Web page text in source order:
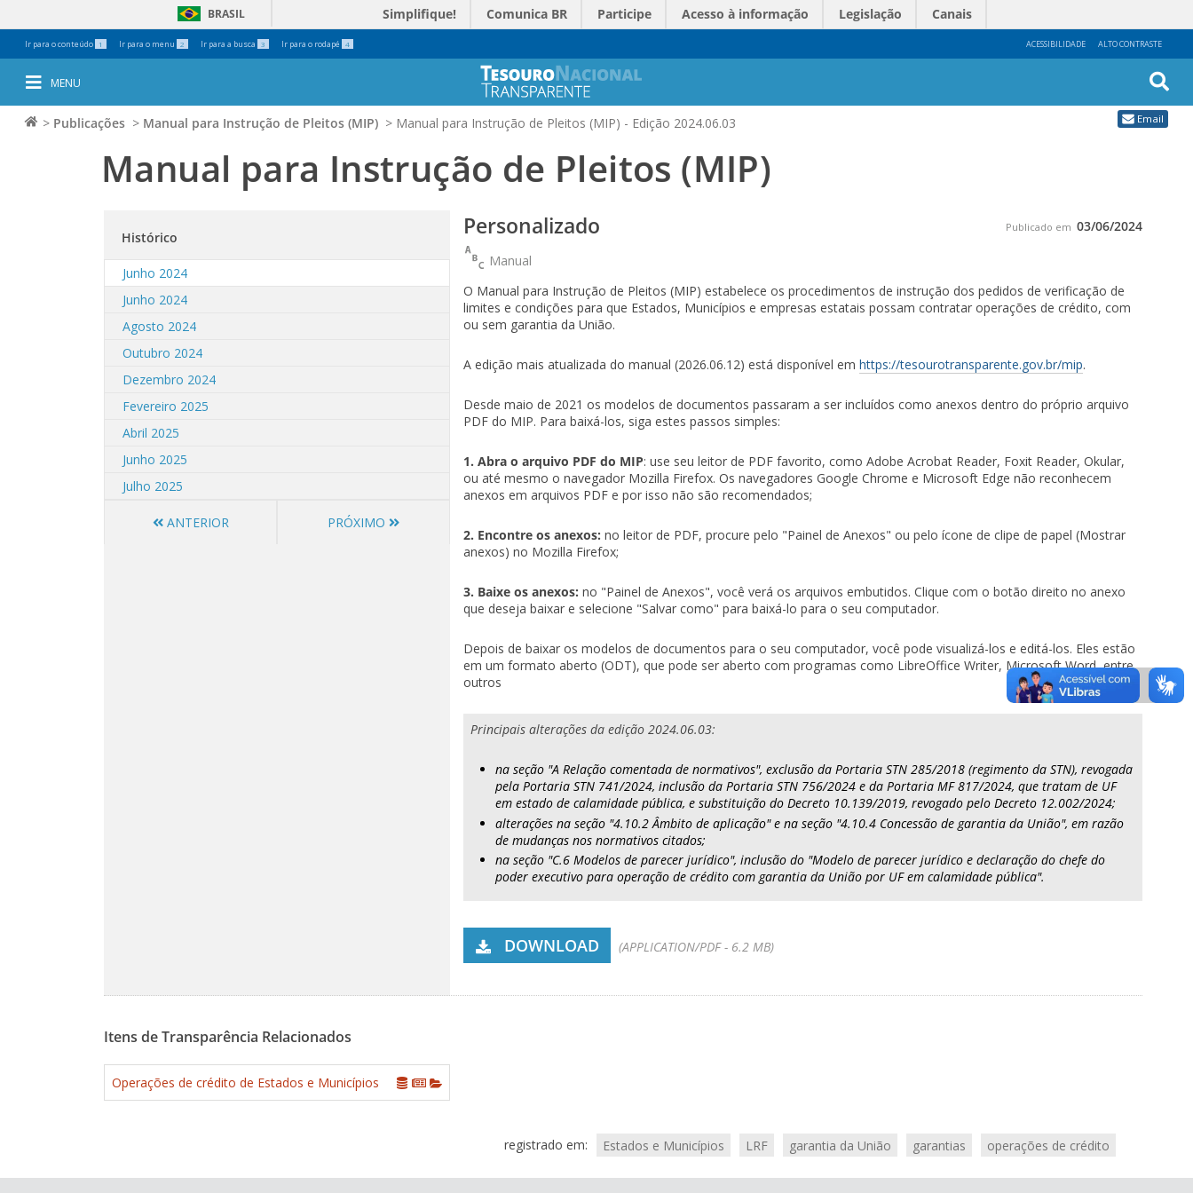
Email
Ir para o conteúdo 1 Ir para o menu 2 Ir para a busca 3 Ir para o rodapé 4 ACESSIBILIDADE ALTO CONTRASTE
BRASIL Simplifique! Comunica BR Participe Acesso à informação Legislação
Canais
MENU
> Publicações > Manual para Instrução de Pleitos (MIP) > Manual para Instrução de Pleitos (MIP) - Edição 2024.06.03
Manual para Instrução de Pleitos (MIP)
Histórico
Junho 2024
Junho 2024
Agosto 2024
Outubro 2024
Dezembro 2024
Fevereiro 2025
Abril 2025
Junho 2025
Julho 2025
ANTERIOR PRÓXIMO
Personalizado Publicado em 03/06/2024
Manual
O Manual para Instrução de Pleitos (MIP) estabelece os procedimentos de instrução dos pedidos de verificação de
limites e condições para que Estados, Municípios e empresas estatais possam contratar operações de crédito, com
ou sem garantia da União.
A edição mais atualizada do manual (2026.06.12) está disponível em https://tesourotransparente.gov.br/mip.
Desde maio de 2021 os modelos de documentos passaram a ser incluídos como anexos dentro do próprio arquivo
PDF do MIP. Para baixá-los, siga estes passos simples:
1. Abra o arquivo PDF do MIP: use seu leitor de PDF favorito, como Adobe Acrobat Reader, Foxit Reader, Okular,
ou até mesmo o navegador Mozilla Firefox. Os navegadores Google Chrome e Microsoft Edge não reconhecem
anexos em arquivos PDF e por isso não são recomendados;
2. Encontre os anexos: no leitor de PDF, procure pelo "Painel de Anexos" ou pelo ícone de clipe de papel (Mostrar
anexos) no Mozilla Firefox;
3. Baixe os anexos: no "Painel de Anexos", você verá os arquivos embutidos. Clique com o botão direito no anexo
que deseja baixar e selecione "Salvar como" para baixá-lo para o seu computador.
Depois de baixar os modelos de documentos para o seu computador, você pode visualizá-los e editá-los. Eles estão
em um formato aberto (ODT), que pode ser aberto com programas como LibreOffice Writer, Microsoft Word, entre
outros
Principais alterações da edição 2024.06.03:
na seção "A Relação comentada de normativos", exclusão da Portaria STN 285/2018 (regimento da STN), revogada
pela Portaria STN 741/2024, inclusão da Portaria STN 756/2024 e da Portaria MF 817/2024, que tratam de UF
em estado de calamidade pública, e substituição do Decreto 10.139/2019, revogado pelo Decreto 12.002/2024;
alterações na seção "4.10.2 Âmbito de aplicação" e na seção "4.10.4 Concessão de garantia da União", em razão
de mudanças nos normativos citados;
na seção "C.6 Modelos de parecer jurídico", inclusão do "Modelo de parecer jurídico e declaração do chefe do
poder executivo para operação de crédito com garantia da União por UF em calamidade pública".
DOWNLOAD (APPLICATION/PDF - 6.2 MB)
Itens de Transparência Relacionados
Operações de crédito de Estados e Municípios
registrado em: Estados e Municípios LRF garantia da União garantias operações de crédito